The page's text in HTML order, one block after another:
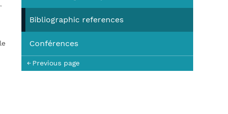
Bibliographic references
Conférences
Previous page